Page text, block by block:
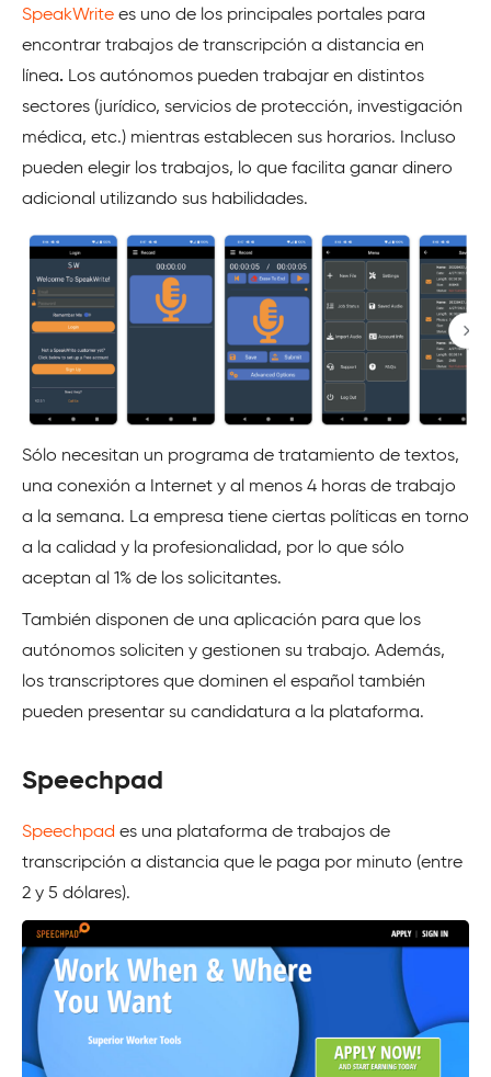
SpeakWrite es uno de los principales portales para
encontrar trabajos de transcripción a distancia en
línea. Los autónomos pueden trabajar en distintos
sectores (jurídico, servicios de protección, investigación
médica, etc.) mientras establecen sus horarios. Incluso
pueden elegir los trabajos, lo que facilita ganar dinero
adicional utilizando sus habilidades.
Sólo necesitan un programa de tratamiento de textos,
una conexión a Internet y al menos 4 horas de trabajo
a la semana. La empresa tiene ciertas políticas en torno
a la calidad y la profesionalidad, por lo que sólo
aceptan al 1% de los solicitantes.
También disponen de una aplicación para que los
autónomos soliciten y gestionen su trabajo. Además,
los transcriptores que dominen el español también
pueden presentar su candidatura a la plataforma.
Speechpad
Speechpad es una plataforma de trabajos de
transcripción a distancia que le paga por minuto (entre
2 y 5 dólares).